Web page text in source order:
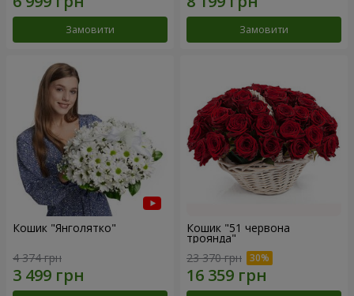
Замовити Замовити
Кошик "Янголятко"
4 374 грн
Кошик "51 червона
троянда"
23 370 грн